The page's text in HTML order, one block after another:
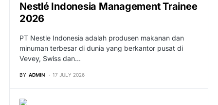
Nestlé Indonesia Management Trainee
2026
PT Nestle Indonesia adalah produsen makanan dan
minuman terbesar di dunia yang berkantor pusat di
Vevey, Swiss dan…
BY ADMIN 17 JULY 2026